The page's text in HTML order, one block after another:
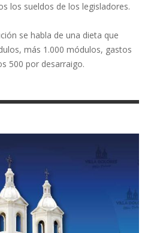
los sueldos de los legisladores.
se habla de una dieta que
más 1.000 módulos, gastos
500 por desarraigo.